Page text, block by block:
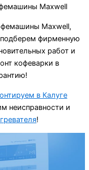
Maxwell
Maxwell,
фирменную
работ и
кофеварки в
в Калуге
неисправности и
!